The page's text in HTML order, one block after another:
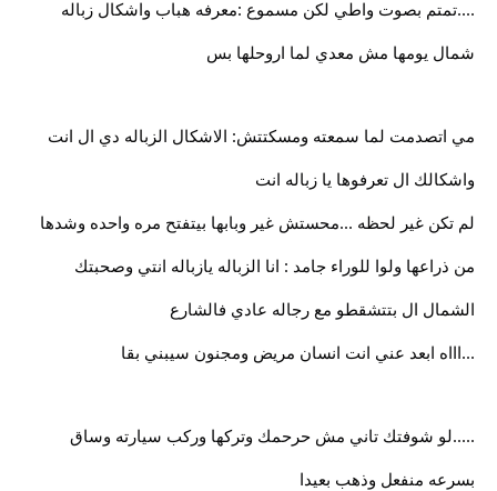
....تمتم بصوت واطي لكن مسموع :معرفه هباب واشكال زباله
شمال يومها مش معدي لما اروحلها بس
مي اتصدمت لما سمعته ومسكتتش: الاشكال الزباله دي ال انت
واشكالك ال تعرفوها يا زباله انت
لم تكن غير لحظه ...محستش غير وبابها بيتفتح مره واحده وشدها
من ذراعها ولوا للوراء جامد : انا الزباله يازباله انتي وصحبتك
الشمال ال بتتشقطو مع رجاله عادي فالشارع
...اااه ابعد عني انت انسان مريض ومجنون سيبني بقا
.....لو شوفتك تاني مش حرحمك وتركها وركب سيارته وساق
بسرعه منفعل وذهب بعيدا